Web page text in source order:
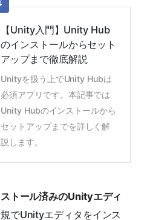
【Unity入門】Unity Hub
のインストールからセット
アップまで徹底解説
Unityを扱う上でUnity Hubは
必須アプリです。本記事では
Unity Hubのインストールから
セットアップまでを詳しく解
説します。
トール済みのUnityエディ
でUnityエディタをインス